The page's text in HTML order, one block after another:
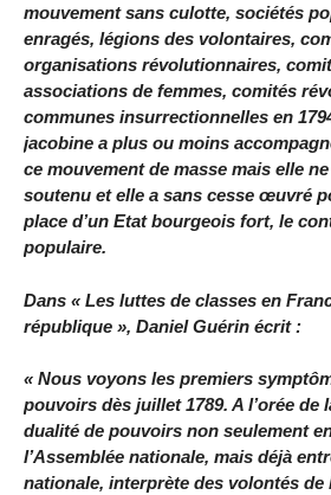
mouvement sans culotte, sociétés
enragés, légions des volontaires,
organisations révolutionnaires,
associations de femmes, comités
communes insurrectionnelles en
jacobine a plus ou moins
ce mouvement de masse mais elle
soutenu et elle a sans cesse œuvré
place d’un Etat bourgeois fort, le
populaire.
Dans « Les luttes de classes en
république », Daniel Guérin écrit :
« Nous voyons les premiers
pouvoirs dès juillet 1789. A l’orée de
dualité de pouvoirs non seulement
l’Assemblée nationale, mais déjà
nationale, interprète des volontés de